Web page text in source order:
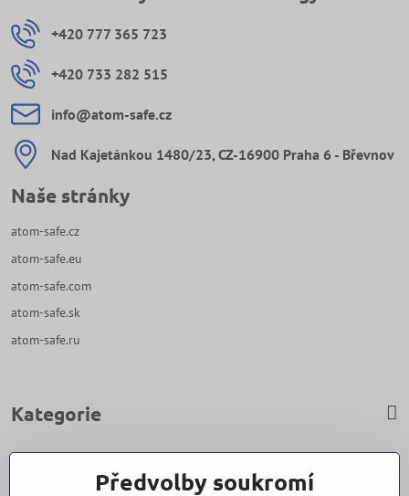
+420 777 365 723
+420 733 282 515
info​@atom-safe​.cz
Nad Kajetánkou 1480/23, CZ-16900 Praha 6 - Břevnov
Naše stránky
atom-safe.cz
atom-safe.eu
atom-safe.com
atom-safe.sk
atom-safe.ru
Kategorie
Zavoláme Vám zpět
Předvolby soukromí